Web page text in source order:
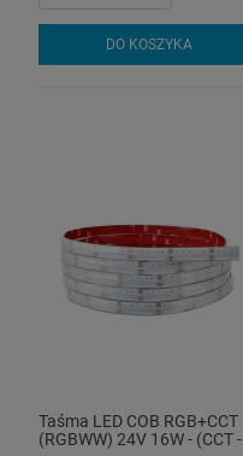
DO KOSZYKA
Taśma LED COB RGB+CCT
(RGBWW) 24V 16W - (CCT -